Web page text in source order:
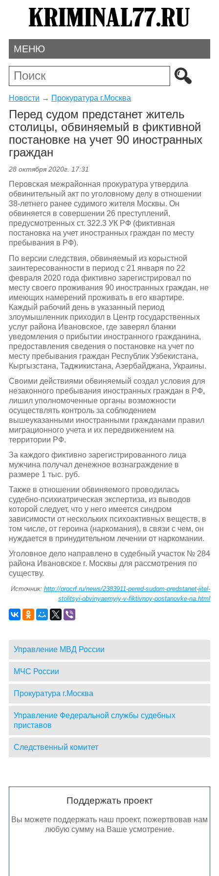
МЕНЮ
Новости → Прокуратура г.Москва
Перед судом предстанет житель
столицы, обвиняемый в фиктивной
постановке на учет 90 иностранных
граждан
28 октября 2020г. 17:31
Перовская межрайонная прокуратура утвердила
обвинительный акт по уголовному делу в отношении
38-летнего ранее судимого жителя Москвы. Он
обвиняется в совершении 26 преступлений,
предусмотренных ст. 322.3 УК РФ (фиктивная
постановка на учет иностранных граждан по месту
пребывания в РФ).
По версии следствия, обвиняемый из корыстной
заинтересованности в период с 21 января по 22
февраля 2020 года фиктивно зарегистрировал по
месту своего проживания 90 иностранных граждан, не
имеющих намерений проживать в его квартире.
Каждый рабочий день в указанный период
злоумышленник приходил в Центр государственных
услуг района Ивановское, где заверял бланки
уведомления о прибытии иностранного гражданина,
предоставления сведения о постановке на учет по
месту пребывания граждан Республик Узбекистана,
Кыргызстана, Таджикистана, Азербайджана, Украины.
Своими действиями обвиняемый создал условия для
незаконного пребывания иностранных граждан в РФ,
лишил уполномоченные органы возможности
осуществлять контроль за соблюдением
вышеуказанными иностранными гражданами правил
миграционного учета и их передвижением на
территории РФ.
За каждого фиктивно зарегистрированного лица
мужчина получал денежное вознаграждение в
размере 1 тыс. руб.
Также в отношении обвиняемого проводилась
судебно-психиатрическая экспертиза, из выводов
которой следует, что у него имеется синдром
зависимости от нескольких психоактивных веществ, в
том числе, от героина (наркомания), в связи с чем, он
нуждается в принудительном лечении от наркомании.
Уголовное дело направлено в судебный участок № 284
района Ивановское г. Москвы для рассмотрения по
существу.
Источник:http://procrf.ru/news/2383911-pered-sudom-predstanet-jitel-
stolitsyi-obvinyaemyiy-v-fiktivnoy-postanovke-na.html
Управление МВД России
МЧС России
Прокуратура г.Москва
Управление Федеральной службы судебных
приставов
Следственный комитет
Поддержать проект
Вы можете поддержать наш проект, пожертвовав нам
любую сумму на Ваше усмотрение.